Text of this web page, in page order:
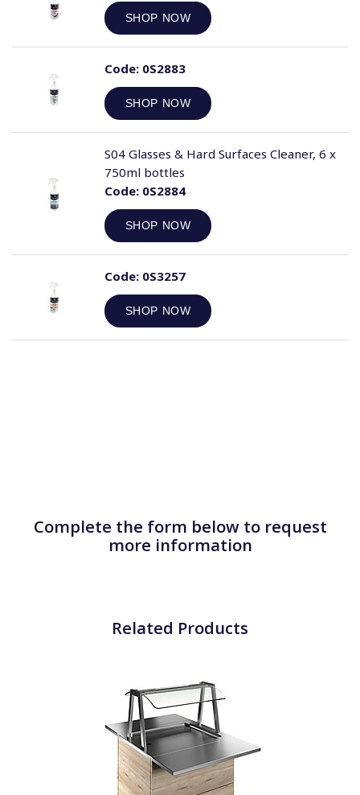
SHOP NOW
Code:0S2883
SHOP NOW
Code:0S2884
SHOP NOW
S04 Glasses & Hard Surfaces Cleaner, 6 x
750ml bottles
Code:0S3257
SHOP NOW
Complete the form below to request
more information
Related Products